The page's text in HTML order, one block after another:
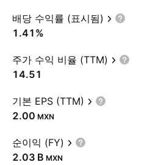
배당 수익률 (표시됨)
1.41%
주가 수익 비율 (TTM)
14.51
기본 EPS (TTM)
2.00 MXN
순이익 (FY)
‪2.03 B‬ MXN